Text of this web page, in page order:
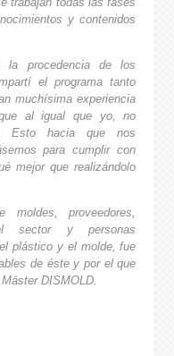
y contenidos
la procedencia de los
el programa tanto
muchísima experiencia
al igual que yo, no
Esto hacia que nos
para cumplir con
mejor que realizándolo
moldes, proveedores,
sector y personas
plástico y el molde, fue
de éste y por el que
DISMOLD.